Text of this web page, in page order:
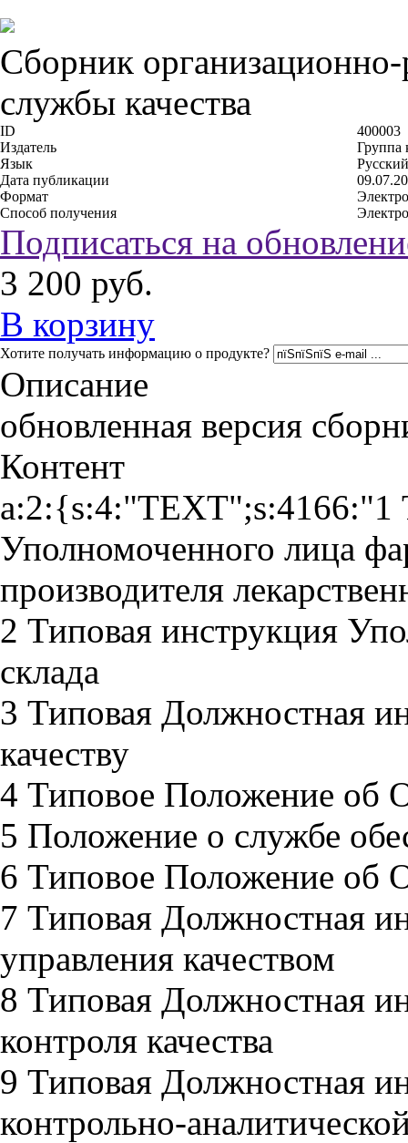
Сборник
службы качества
ID
400003
Издатель
Язык
Дата публикации
Формат
Способ получения
Подписаться на
3 200 руб.
В корзину
Хотите получать информацию о продукте?
Описание
обновленная версия
Контент
a:2:{s:4:"TEXT";s:4166:"1
Уполномоченного лица
производителя
2 Типовая инструкция
склада
3 Типовая Должностная
качеству
4 Типовое Положение об
5 Положение о службе
6 Типовое Положение об
7 Типовая Должностная
управления качеством
8 Типовая Должностная
контроля качества
9 Типовая Должностная
контрольно-